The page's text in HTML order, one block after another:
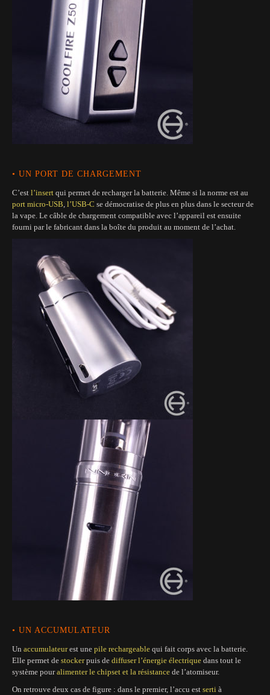
• UN PORT DE CHARGEMENT
C’est l’insert qui permet de recharger la batterie. Même si la norme est au
port micro-USB, l’USB-C se démocratise de plus en plus dans le secteur de
la vape. Le câble de chargement compatible avec l’appareil est ensuite
fourni par le fabricant dans la boîte du produit au moment de l’achat.
• UN ACCUMULATEUR
Un accumulateurest une pile rechargeable qui fait corps avec la batterie.
Elle permet de stockerpuis de diffuser l’énergie électrique dans tout le
système pouralimenter le chipset et la résistance de l’atomiseur.
On retrouve deux cas de figure : dans le premier, l’accu est serti à